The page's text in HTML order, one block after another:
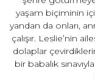
yaşam biçiminin
yandan da onları,
çalışır. Leslie’nin
dolaplar
bir babalık